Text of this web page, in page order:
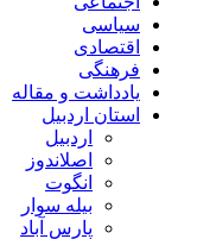
سیاسی
اقتصادی
فرهنگی
یادداشت و مقاله
استان اردبیل
اردبیل
اصلاندوز
انگوت
بیله سوار
پارس آباد